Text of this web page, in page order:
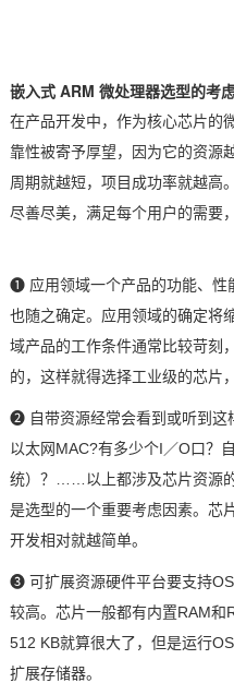
嵌入式ARM 微处理器选型的考
在产品开发中，作为核心芯片的
靠性被寄予厚望，因为它的资源
周期就越短，项目成功率就越高
尽善尽美，满足每个用户的需要
❶ 应用领域一个产品的功能、性
也随之确定。应用领域的确定将
域产品的工作条件通常比较苛刻
的，这样就得选择工业级的芯片
❷ 自带资源经常会看到或听到这
以太网MAC?有多少个I／O口？
统）？……以上都涉及芯片资源
是选型的一个重要考虑因素。芯
开发相对就越简单。
❸ 可扩展资源硬件平台要支持
较高。芯片一般都有内置RAM和
512 KB就算很大了，但是运行
扩展存储器。